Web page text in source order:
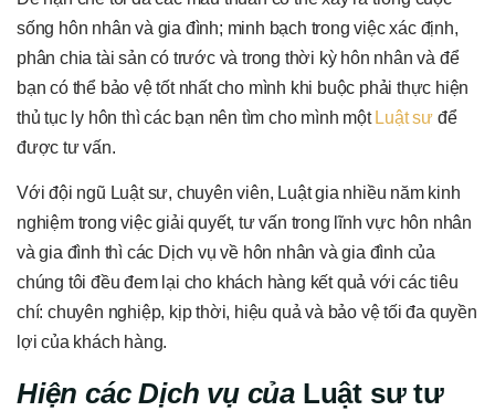
sống hôn nhân và gia đình; minh bạch trong việc xác định,
phân chia tài sản có trước và trong thời kỳ hôn nhân và để
bạn có thể bảo vệ tốt nhất cho mình khi buộc phải thực hiện
thủ tục ly hôn thì các bạn nên tìm cho mình một Luật sư để
được tư vấn.
Với đội ngũ Luật sư, chuyên viên, Luật gia nhiều năm kinh
nghiệm trong việc giải quyết, tư vấn trong lĩnh vực hôn nhân
và gia đình thì các Dịch vụ về hôn nhân và gia đình của
chúng tôi đều đem lại cho khách hàng kết quả với các tiêu
chí: chuyên nghiệp, kịp thời, hiệu quả và bảo vệ tối đa quyền
lợi của khách hàng.
Hiện các Dịch vụ của Luật sư tư